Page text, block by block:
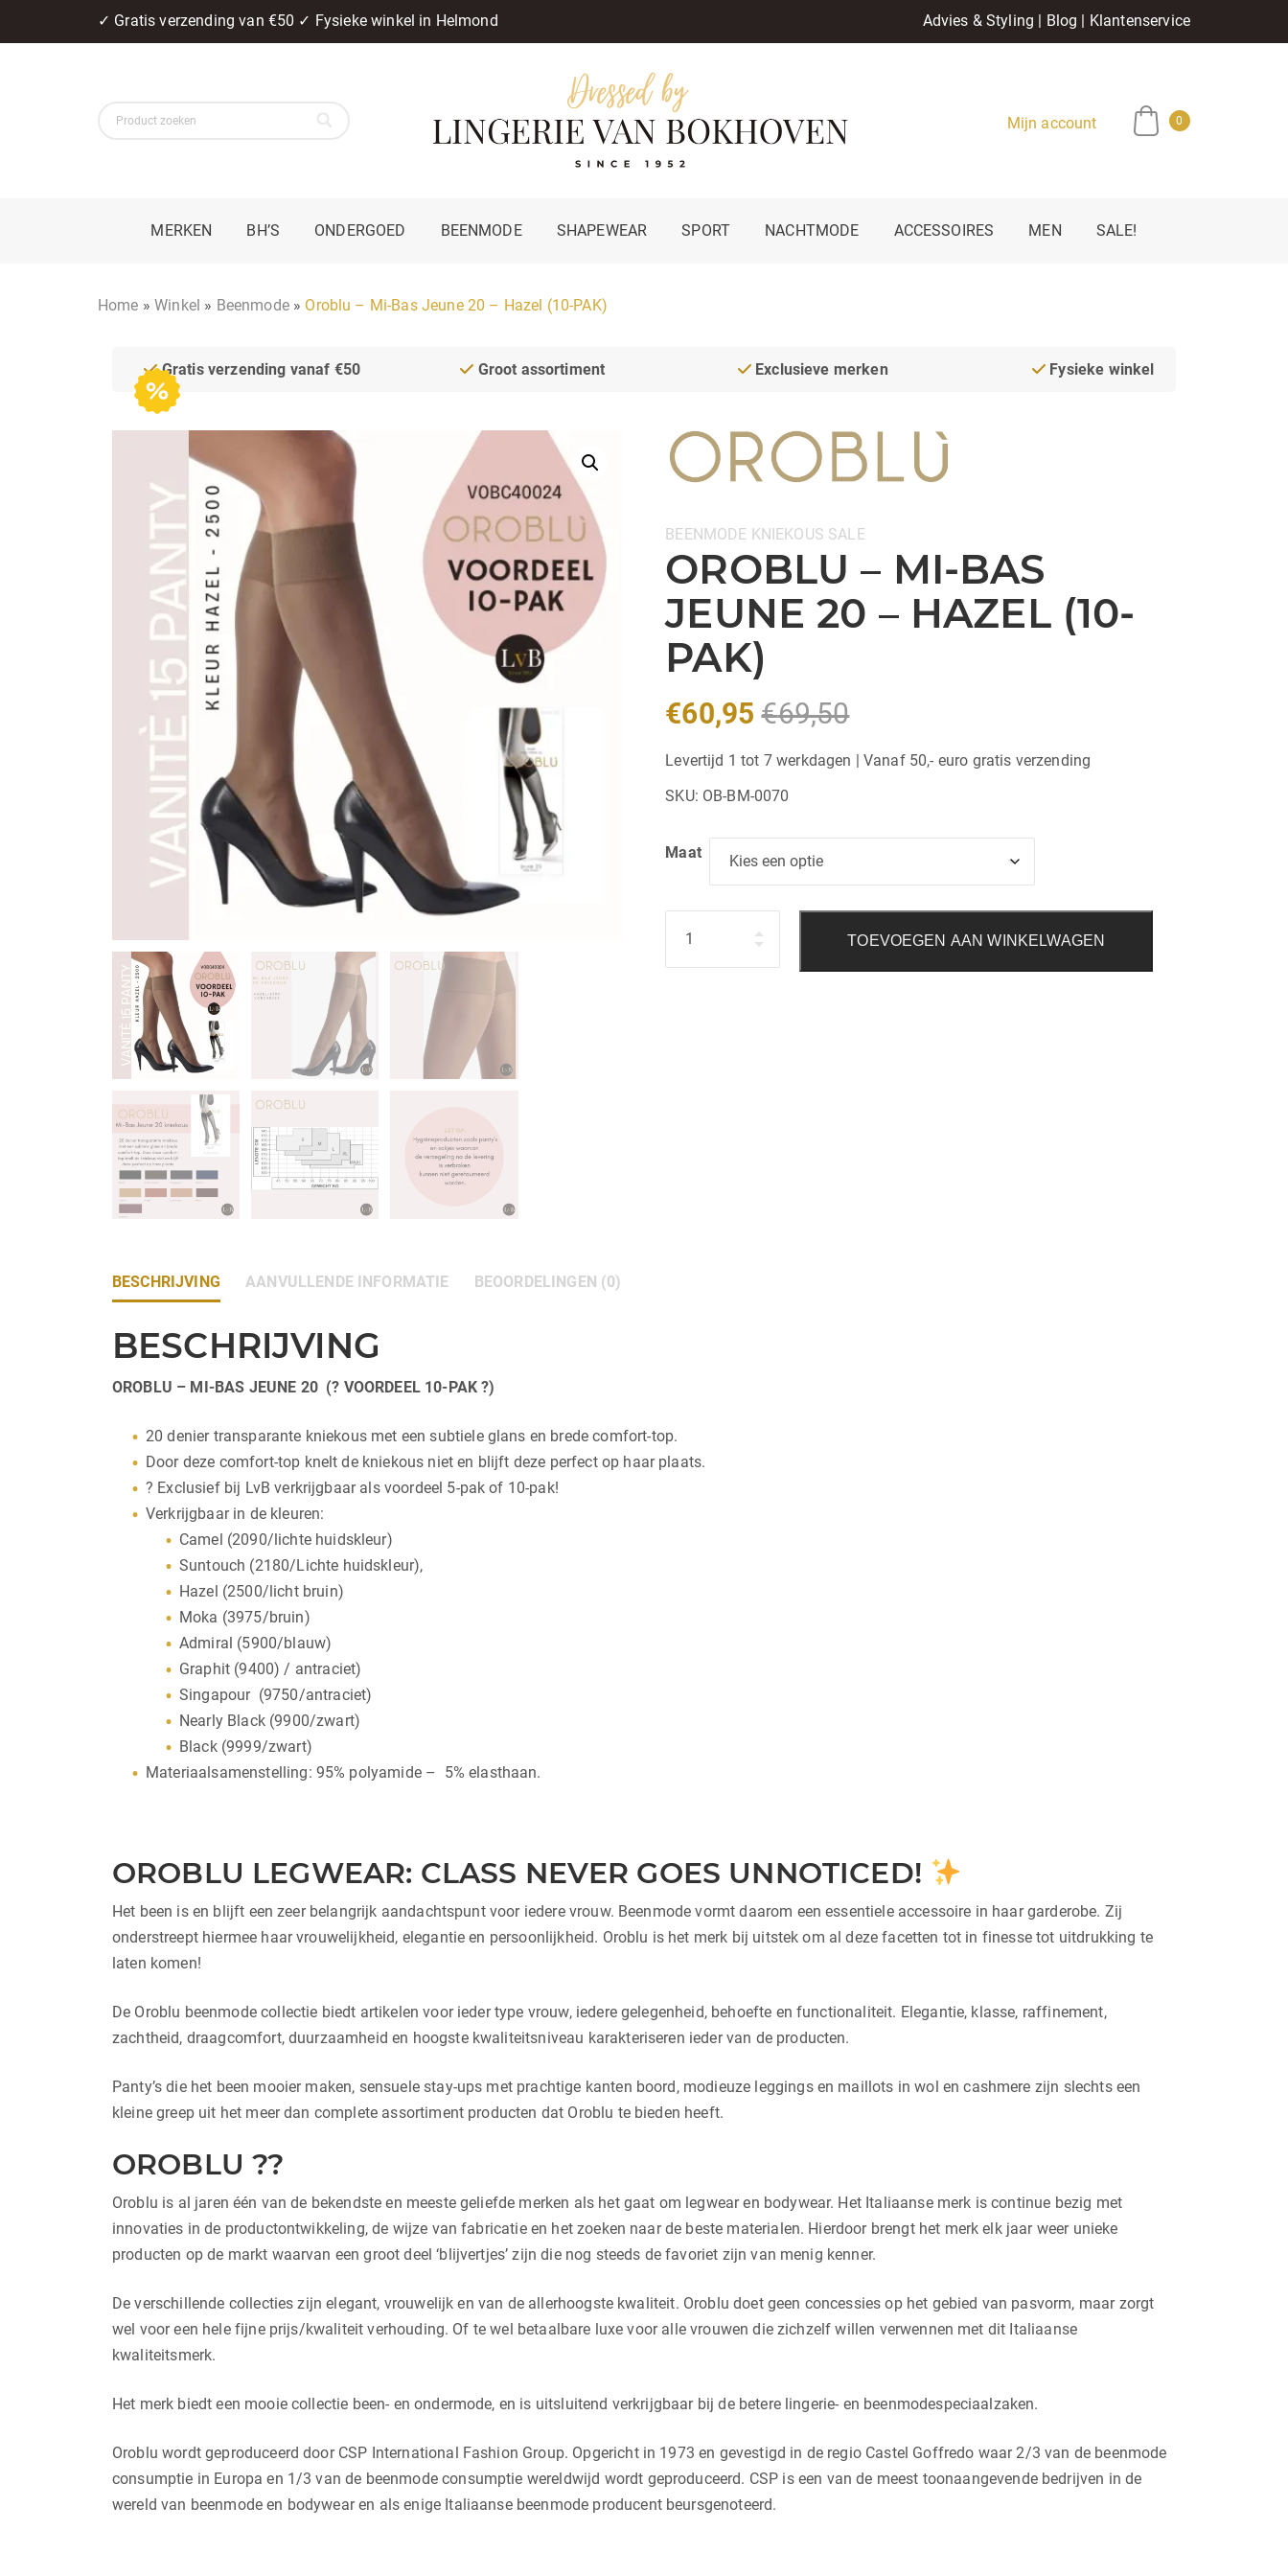
✓ Gratis verzending van €50 ✓ Fysieke winkel in Helmond Advies & Styling | Blog | Klantenservice
Mijn account 0
MERKEN BH’S ONDERGOED BEENMODE SHAPEWEAR SPORT NACHTMODE ACCESSOIRES MEN SALE!
Home »Winkel » Beenmode» Oroblu – Mi-Bas Jeune 20 – Hazel (10-PAK)
Gratis verzending vanaf €50 Groot assortiment Exclusieve merken Fysieke winkel
Categorieën:
BEENMODE KNIEKOUS SALE
OROBLU – MI-BAS
JEUNE 20 – HAZEL (10-
PAK)
€60,95 €69,50
Levertijd 1 tot 7 werkdagen | Vanaf 50,- euro gratis verzending
SKU: OB-BM-0070
Maat
TOEVOEGEN AAN WINKELWAGEN
BESCHRIJVING AANVULLENDE INFORMATIE BEOORDELINGEN (0)
BESCHRIJVING
OROBLU – MI-BAS JEUNE 20 (? VOORDEEL 10-PAK ?)
20 denier transparante kniekous met een subtiele glans en brede comfort-top.
Door deze comfort-top knelt de kniekous niet en blijft deze perfect op haar plaats.
? Exclusief bij LvB verkrijgbaar als voordeel 5-pak of 10-pak!
Verkrijgbaar in de kleuren:
Camel (2090/lichte huidskleur)
Suntouch (2180/Lichte huidskleur),
Hazel (2500/licht bruin)
Moka (3975/bruin)
Admiral (5900/blauw)
Graphit (9400) / antraciet)
Singapour (9750/antraciet)
Nearly Black (9900/zwart)
Black (9999/zwart)
Materiaalsamenstelling: 95% polyamide – 5% elasthaan.
OROBLU LEGWEAR: CLASS NEVER GOES UNNOTICED!
Het been is en blijft een zeer belangrijk aandachtspunt voor iedere vrouw. Beenmode vormt daarom een essentiele accessoire in haar garderobe. Zij
onderstreept hiermee haar vrouwelijkheid, elegantie en persoonlijkheid. Oroblu is het merk bij uitstek om al deze facetten tot in finesse tot uitdrukking te
laten komen!
De Oroblu beenmode collectie biedt artikelen voor ieder type vrouw, iedere gelegenheid, behoefte en functionaliteit. Elegantie, klasse, raffinement,
zachtheid, draagcomfort, duurzaamheid en hoogste kwaliteitsniveau karakteriseren ieder van de producten.
Panty’s die het been mooier maken, sensuele stay-ups met prachtige kanten boord, modieuze leggings en maillots in wol en cashmere zijn slechts een
kleine greep uit het meer dan complete assortiment producten dat Oroblu te bieden heeft.
OROBLU ??
Oroblu is al jaren één van de bekendste en meeste geliefde merken als het gaat om legwear en bodywear. Het Italiaanse merk is continue bezig met
innovaties in de productontwikkeling, de wijze van fabricatie en het zoeken naar de beste materialen. Hierdoor brengt het merk elk jaar weer unieke
producten op de markt waarvan een groot deel ‘blijvertjes’ zijn die nog steeds de favoriet zijn van menig kenner.
De verschillende collecties zijn elegant, vrouwelijk en van de allerhoogste kwaliteit. Oroblu doet geen concessies op het gebied van pasvorm, maar zorgt
wel voor een hele fijne prijs/kwaliteit verhouding. Of te wel betaalbare luxe voor alle vrouwen die zichzelf willen verwennen met dit Italiaanse
kwaliteitsmerk.
Het merk biedt een mooie collectie been- en ondermode, en is uitsluitend verkrijgbaar bij de betere lingerie- en beenmodespeciaalzaken.
Oroblu wordt geproduceerd door CSP International Fashion Group. Opgericht in 1973 en gevestigd in de regio Castel Goffredo waar 2/3 van de beenmode
consumptie in Europa en 1/3 van de beenmode consumptie wereldwijd wordt geproduceerd. CSP is een van de meest toonaangevende bedrijven in de
wereld van beenmode en bodywear en als enige Italiaanse beenmode producent beursgenoteerd.